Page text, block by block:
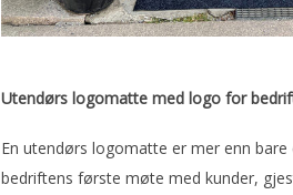
Utendørs logomatte med logo for
En utendørs logomatte er mer enn
bedriftens første møte med kunder,